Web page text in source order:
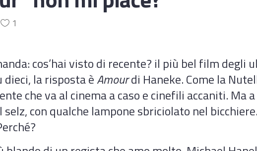
1
cos’hai visto di recente? il più bel film degli
dieci, la risposta èAmourdi Haneke. Come la
che va al cinema a caso e cinefili accaniti. Ma
con qualche lampone sbriciolato nel